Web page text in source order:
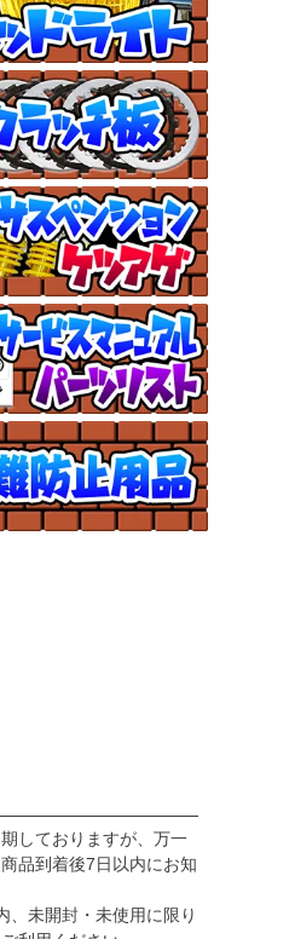
しておりますが、万一
品到着後7日以内にお知
、未開封・未使用に限り